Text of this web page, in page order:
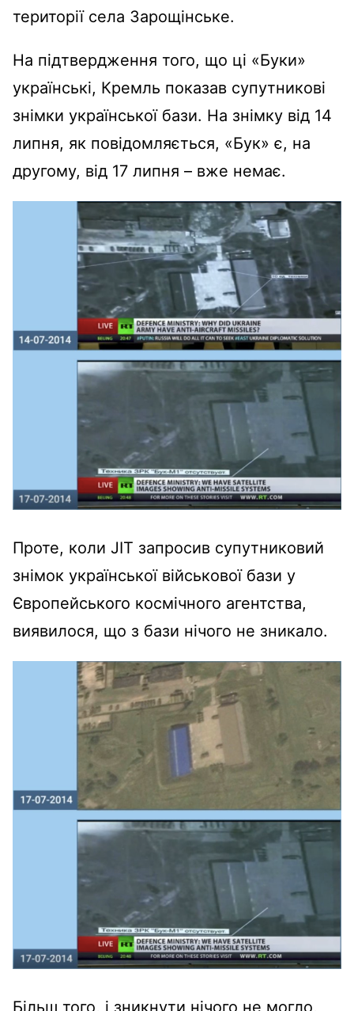
території села Зарощінське.
На підтвердження того, що ці «Буки»
українські, Кремль показав супутникові
знімки української бази. На знімку від 14
липня, як повідомляється, «Бук» є, на
другому, від 17 липня – вже немає.
Проте, коли JIT запросив супутниковий
знімок української військової бази у
Європейського космічного агентства,
виявилося, що з бази нічого не зникало.